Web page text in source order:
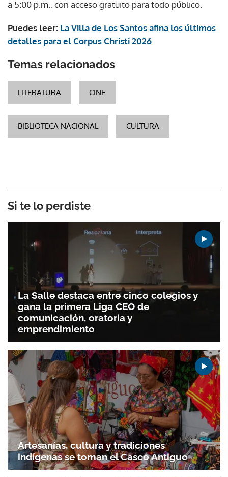
a 5:00 p.m., con acceso gratuito para todo público.
Puedes leer: La Villa de Los Santos afina los últimos
detalles para el Corpus Christi 2026
Temas relacionados
LITERATURA CINE
BIBLIOTECA NACIONAL CULTURA
Si te lo perdiste
La Salle destaca entre cinco colegios y
gana la primera Liga CEO de
comunicación, oratoria y
emprendimiento
Artesanías, cultura y tradiciones
indígenas se toman el Casco Antiguo